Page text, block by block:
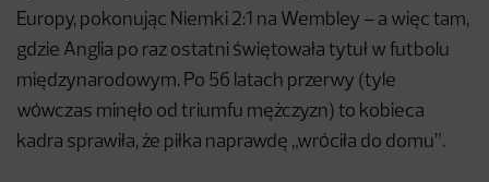
Europy, pokonując Niemki 2:1 na Wembley – a więc tam,
gdzie Anglia po raz ostatni świętowała tytuł w futbolu
międzynarodowym. Po 56 latach przerwy (tyle
wówczas minęło od triumfu mężczyzn) to kobieca
kadra sprawiła, że piłka naprawdę „wróciła do domu”.